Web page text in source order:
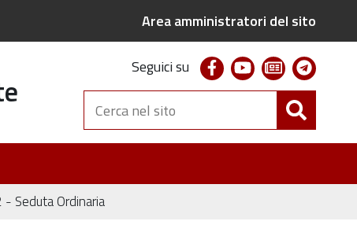
Area amministratori del sito
Seguici su facebookyoutubenewsletter
Cerca
nel
sito
Seduta Ordinaria